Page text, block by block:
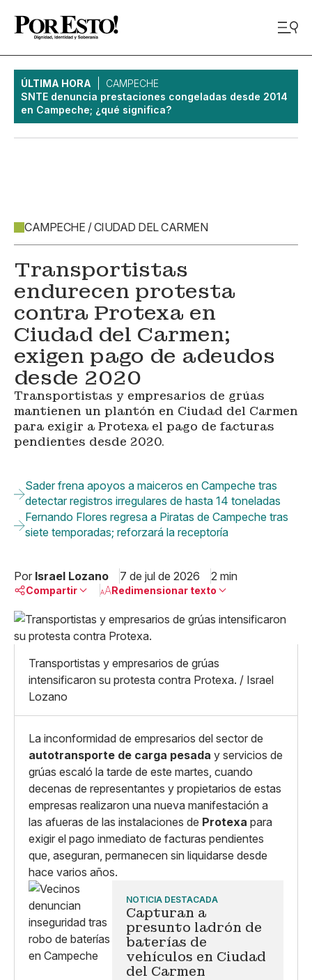
ÚLTIMA HORA
CAMPECHE
SNTE denuncia prestaciones congeladas desde 2014
en Campeche; ¿qué significa?
CAMPECHE / CIUDAD DEL CARMEN
Transportistas
endurecen protesta
contra Protexa en
Ciudad del Carmen;
exigen pago de adeudos
desde 2020
Transportistas y empresarios de grúas
mantienen un plantón en Ciudad del Carmen
para exigir a Protexa el pago de facturas
pendientes desde 2020.
Sader frena apoyos a maiceros en Campeche tras
detectar registros irregulares de hasta 14 toneladas
Fernando Flores regresa a Piratas de Campeche tras
siete temporadas; reforzará la receptoría
Por Israel Lozano 7 de jul de 2026 2 min
Compartir
Linkedin
X
Whatsapp
Copiar enlace
Redimensionar texto
Pequeño
Mediano
Grande
Transportistas y empresarios de grúas
intensificaron su protesta contra Protexa. / Israel
Lozano
La inconformidad de empresarios del sector de
autotransporte de carga pesada y servicios de
grúas escaló la tarde de este martes, cuando
decenas de representantes y propietarios de estas
empresas realizaron una nueva manifestación a
las afueras de las instalaciones de Protexa para
exigir el pago inmediato de facturas pendientes
que, aseguran, permanecen sin liquidarse desde
hace varios años.
NOTICIA DESTACADA
Capturan a
presunto ladrón de
baterías de
vehículos en Ciudad
del Carmen